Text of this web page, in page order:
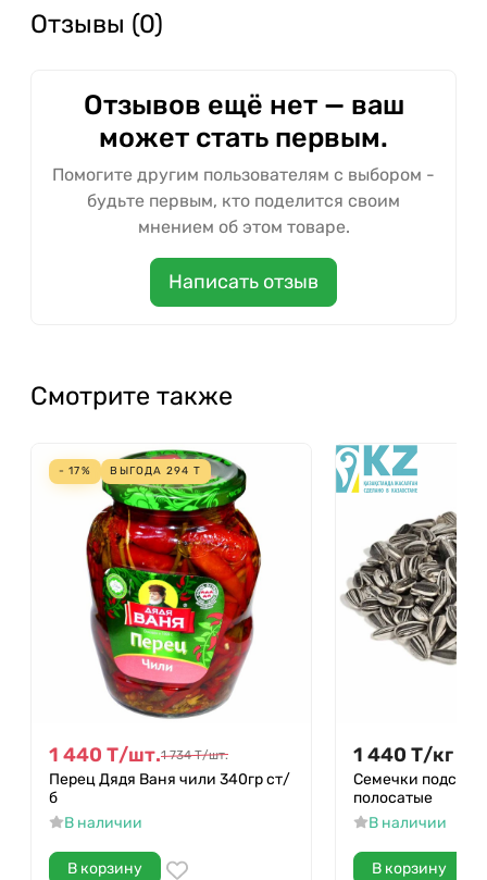
Отзывы (0)
Отзывов ещё нет — ваш
может стать первым.
Помогите другим пользователям с выбором -
будьте первым, кто поделится своим
мнением об этом товаре.
Написать отзыв
Смотрите также
- 17% ВЫГОДА 294 Т
1 440 Т/шт.1 734 Т/шт.
Перец Дядя Ваня чили 340гр ст/
б
В наличии
В корзину
1 440 Т/кг
Семечки
полосатые
В наличии
В корзину